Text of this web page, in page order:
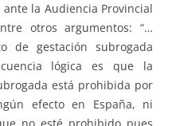
la Audiencia Provincial
otros argumentos: “…
de gestación subrogada
lógica es que la
está prohibida por
efecto en España, ni